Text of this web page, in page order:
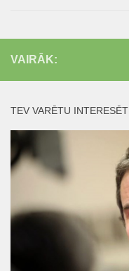
VAIRĀK:
TEV VARĒTU INTERESĒT